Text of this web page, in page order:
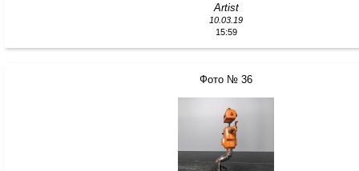
Artist
10.03.19
15:59
Фото № 36